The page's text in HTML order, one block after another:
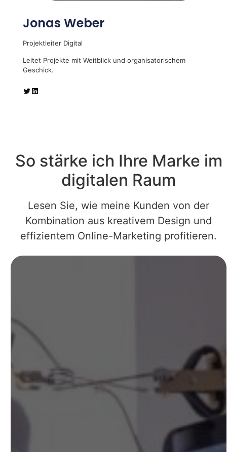
Jonas Weber
Projektleiter Digital
Leitet Projekte mit Weitblick und organisatorischem
Geschick.
So stärke ich Ihre Marke im
digitalen Raum
Lesen Sie, wie meine Kunden von der
Kombination aus kreativem Design und
effizientem Online-Marketing profitieren.